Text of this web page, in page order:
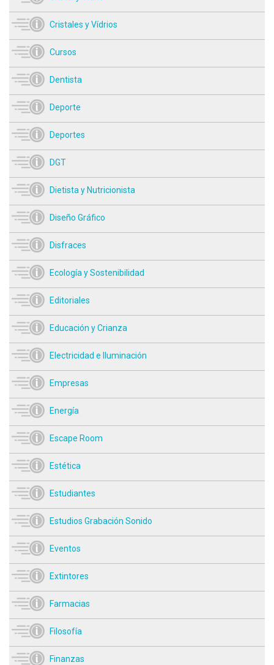
Cristales y Vídrios
Cursos
Dentista
Deporte
Deportes
DGT
Dietista y Nutricionista
Diseño Gráfico
Disfraces
Ecología y Sostenibilidad
Editoriales
Educación y Crianza
Electricidad e Iluminación
Empresas
Energía
Escape Room
Estética
Estudiantes
Estudios Grabación Sonido
Eventos
Extintores
Farmacias
Filosofía
Finanzas